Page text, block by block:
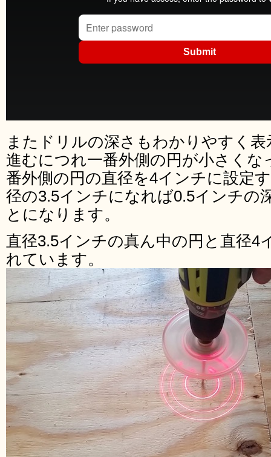
またドリルの深さもわかりやすく
進むにつれ一番外側の円が小さく
番外側の円の直径を4インチに設定
径の3.5インチになれば0.5インチの
とになります。
直径3.5インチの真ん中の円と直径4
れています。